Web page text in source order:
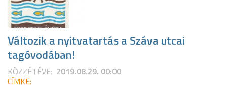
Változik a nyitvatartás a Száva utcai
tagóvodában!
KÖZZÉTÉVE: 2019.08.29. 00:00
CÍMKE: